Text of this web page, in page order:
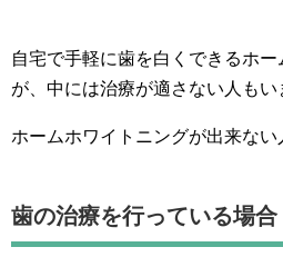
自宅で手軽に歯を白くできるホ
が、中には治療が適さない人もい
ホームホワイトニングが出来ない
歯の治療を行っている場合